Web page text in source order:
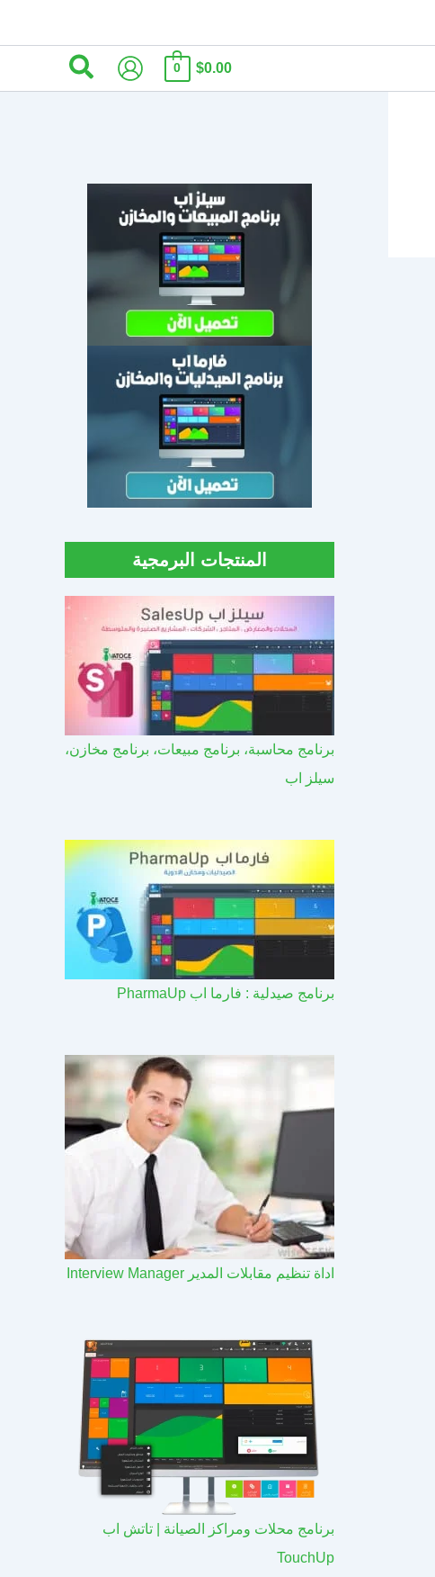
$0.00
0 البحث
المنتجات البرمجية
برنامج محاسبة، برنامج مبيعات، برنامج مخازن،
سيلز اب
برنامج صيدلية : فارما اب PharmaUp​
اداة تنظيم مقابلات المدير Interview Manager
برنامج محلات ومراكز الصيانة | تاتش اب
TouchUp